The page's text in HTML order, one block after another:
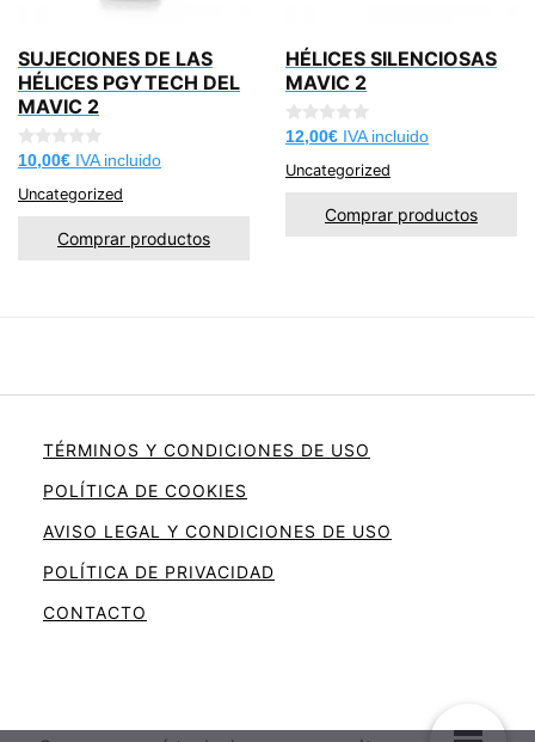
SUJECIONES DE LAS
HÉLICES PGYTECH DEL
MAVIC 2
0
e
5
10,00€ IVA incluido
Uncategorized
Comprar productos
HÉLICES SILENCIOSAS
MAVIC 2
0
e
5
12,00€ IVA incluido
Uncategorized
Comprar productos
TÉRMINOS Y CONDICIONES DE USO
POLÍTICA DE COOKIES
AVISO LEGAL Y CONDICIONES DE USO
POLÍTICA DE PRIVACIDAD
CONTACTO